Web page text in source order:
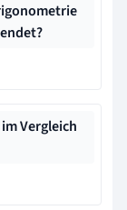
Vergleich